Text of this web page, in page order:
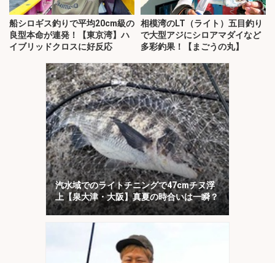
船シロギス釣りで平均20cm級の
良型本命が連発！【東京湾】ハ
イブリッドクロスに好反応
相模湾のLT（ライト）五目釣り
で大型アジにシロアマダイなど
多彩釣果！【まごうの丸】
汽水域でのライトチニングで47cmチヌ浮
上【泉大津・大阪】真夏の時合いは一瞬？